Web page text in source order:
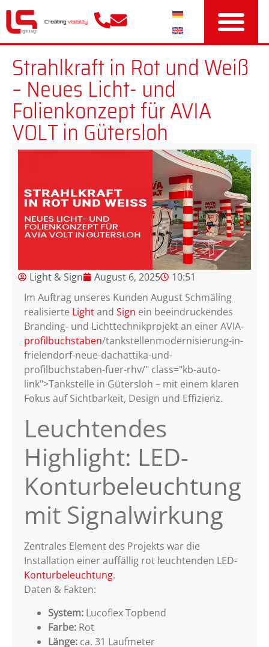
Strahlkraft in Rot und Weiß
– Neues Licht- und
Folienkonzept für AVIA
VOLT in Gütersloh
Light & Sign August 6, 2025
10:51
Im Auftrag unseres Kunden August Schmäling
realisierte Lightand Sign ein beeindruckendes
Branding- und Lichttechnikprojekt an einer AVIA-
profilbuchstaben/tankstellenmodernisierung-in-
frielendorf-neue-dachattika-und-
profilbuchstaben-fuer-rhv/" class="kb-auto-
link">Tankstelle in Gütersloh – mit einem klaren
Fokus auf Sichtbarkeit, Design und Effizienz.
Leuchtendes
Highlight: LED-
Konturbeleuchtung
mit Signalwirkung
Zentrales Element des Projekts war die
Installation einer auffällig rot leuchtenden LED-
Konturbeleuchtung.
Daten & Fakten:
System: Lucoflex Topbend
Farbe: Rot
Länge: ca. 31 Laufmeter